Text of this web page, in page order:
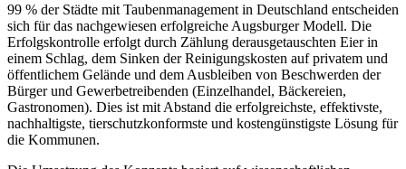
99 % der Städte mit Taubenmanagement in Deutschland entscheiden
sich für das nachgewiesen erfolgreiche Augsburger Modell. Die
Erfolgskontrolle erfolgt durch Zählung derausgetauschten Eier in
einem Schlag, dem Sinken der Reinigungskosten auf privatem und
öffentlichem Gelände und dem Ausbleiben von Beschwerden der
Bürger und Gewerbetreibenden (Einzelhandel, Bäckereien,
Gastronomen). Dies ist mit Abstand die erfolgreichste, effektivste,
nachhaltigste, tierschutzkonformste und kostengünstigste Lösung für
die Kommunen.